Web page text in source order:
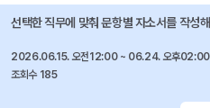
선택한 직무에 맞춰 문항별 자소서를 작성
2026.06.15. 오전12:00 ~ 06.24. 오후02:00
조회수 185